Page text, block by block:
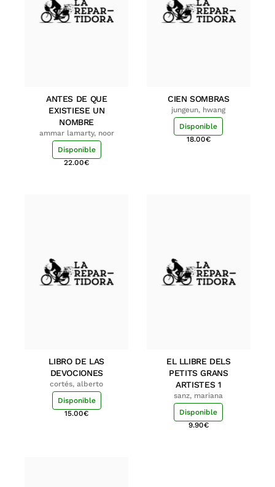
ANTES DE QUE
EXISTIESE UN
NOMBRE
ammar lamarty, noor
Disponible
22.00€
CIEN SOMBRAS
jungeun, hwang
Disponible
18.00€
LIBRO DE LAS
DEVOCIONES
cortés, alberto
Disponible
15.00€
EL LLIBRE DELS
PETITS GRANS
ARTISTES 1
sanz, mariana
Disponible
9.90€